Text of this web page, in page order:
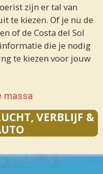
zijn er tal van
te kiezen. Of je nu de
of de Costa del Sol
die je nodig
te kiezen voor jouw
massa
VERBLIJF &